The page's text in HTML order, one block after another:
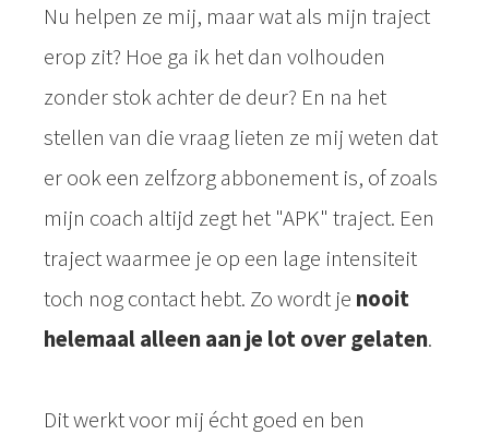
Nu helpen ze mij, maar wat als mijn traject
erop zit? Hoe ga ik het dan volhouden
zonder stok achter de deur? En na het
stellen van die vraag lieten ze mij weten dat
er ook een zelfzorg abbonement is, of zoals
mijn coach altijd zegt het "APK" traject. Een
traject waarmee je op een lage intensiteit
toch nog contact hebt. Zo wordt je nooit
helemaal alleen aan je lot over gelaten.
Dit werkt voor mij écht goed en ben